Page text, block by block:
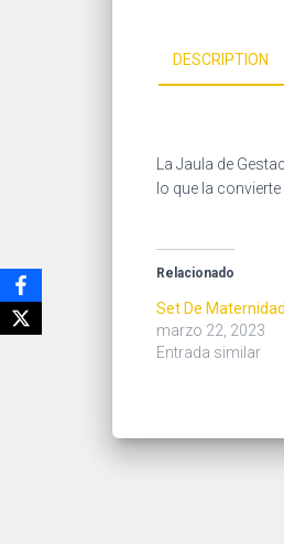
DESCRIPTION
La Jaula de
lo que la
Relacionado
Set De
marzo 22, 2023
Entrada similar